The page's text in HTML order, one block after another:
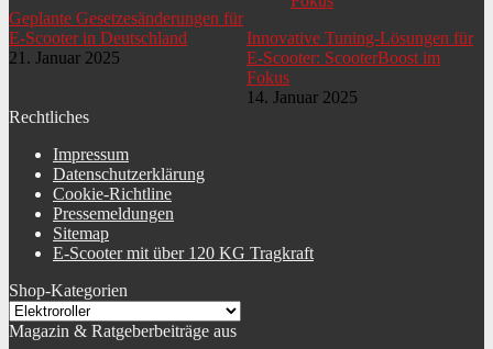
Geplante Gesetzesänderungen für
E-Scooter in Deutschland
21. Januar 2025
Innovative Tuning-Lösungen für
E-Scooter: ScooterBoost im
Fokus
14. Januar 2025
Rechtliches
Impressum
Datenschutzerklärung
Cookie-Richtline
Pressemeldungen
Sitemap
E-Scooter mit über 120 KG Tragkraft
Shop-Kategorien
Magazin & Ratgeberbeiträge aus